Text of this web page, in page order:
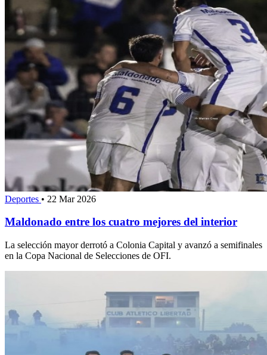
Deportes • 22 Mar 2026
Maldonado entre los cuatro mejores del interior
La selección mayor derrotó a Colonia Capital y avanzó a semifinales
en la Copa Nacional de Selecciones de OFI.